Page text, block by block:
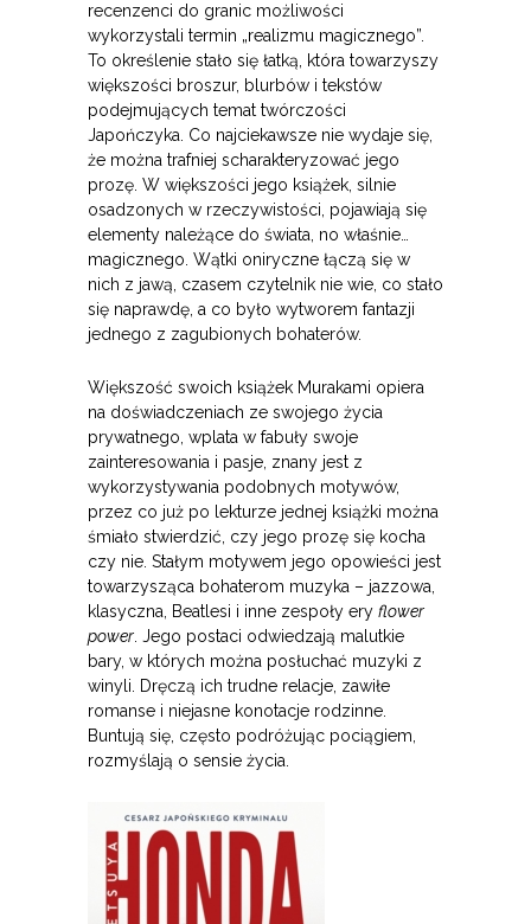
recenzenci do granic możliwości
wykorzystali termin „realizmu magicznego”.
To określenie stało się łatką, która towarzyszy
większości broszur, blurbów i tekstów
podejmujących temat twórczości
Japończyka. Co najciekawsze nie wydaje się,
że można trafniej scharakteryzować jego
prozę. W większości jego książek, silnie
osadzonych w rzeczywistości, pojawiają się
elementy należące do świata, no właśnie…
magicznego. Wątki oniryczne łączą się w
nich z jawą, czasem czytelnik nie wie, co stało
się naprawdę, a co było wytworem fantazji
jednego z zagubionych bohaterów.
Większość swoich książek Murakami opiera
na doświadczeniach ze swojego życia
prywatnego, wplata w fabuły swoje
zainteresowania i pasje, znany jest z
wykorzystywania podobnych motywów,
przez co już po lekturze jednej książki można
śmiało stwierdzić, czy jego prozę się kocha
czy nie. Stałym motywem jego opowieści jest
towarzysząca bohaterom muzyka – jazzowa,
klasyczna, Beatlesi i inne zespoły ery flower
power . Jego postaci odwiedzają malutkie
bary, w których można posłuchać muzyki z
winyli. Dręczą ich trudne relacje, zawiłe
romanse i niejasne konotacje rodzinne.
Buntują się, często podróżując pociągiem,
rozmyślają o sensie życia.